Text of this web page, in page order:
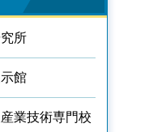
所
館
業技術専門校